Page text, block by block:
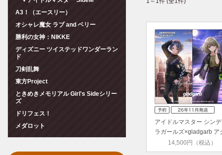
アイドルマスター シン
ラガールズ×gladgarb ア
14,500円（税込）
A3！（エースリー）
オシャレ魔女 ラブ and ベリー
勝利の女神：NIKKE
ディズニー ツイステッドワンダーラン
ド
刀剣乱舞
東方Project
ときめきメモリアル Girl's Sideシリー
ズ
ドリフェス！
メダロット